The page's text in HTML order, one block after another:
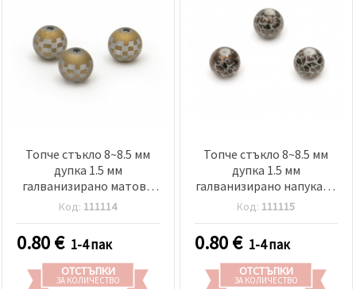
Топче стъкло 8~8.5 мм
дупка 1.5 мм
галванизирано матово
кафяво -5 броя
Код: 111114
0.80€ 1-4 пак
ОТСТЪПКИ
ЗА КОЛИЧЕСТВО
Топче стъкло 8~8.5 мм
дупка 1.5 мм
галванизирано напукано
кафяво -5 броя
Код: 111115
0.80€ 1-4 пак
ОТСТЪПКИ
ЗА КОЛИЧЕСТВО